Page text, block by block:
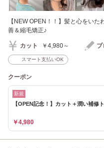
【NEW OPEN！！】髪と心をい
善＆縮毛矯正♪
カット ￥4,980～ ブ
スマート支払いOK
クーポン
新規
【OPEN記念！】カット＋潤い補
￥4,980